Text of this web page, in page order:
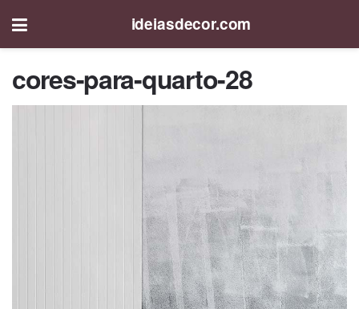
ideiasdecor.com
cores-para-quarto-28